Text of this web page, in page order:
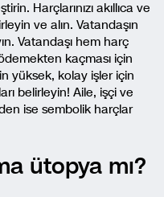
Harçlarınızı akıllıca ve
ve alın. Vatandaşın
Vatandaşı hem harç
kaçması için
yüksek, kolay işler için
belirleyin! Aile, işçi ve
ise sembolik harçlar
ütopya mı?